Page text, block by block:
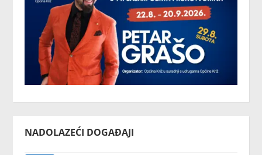
NADOLAZEĆI DOGAĐAJI